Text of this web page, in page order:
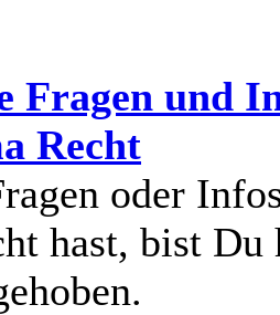
Fragen und
Recht
oder
hast, bist Du